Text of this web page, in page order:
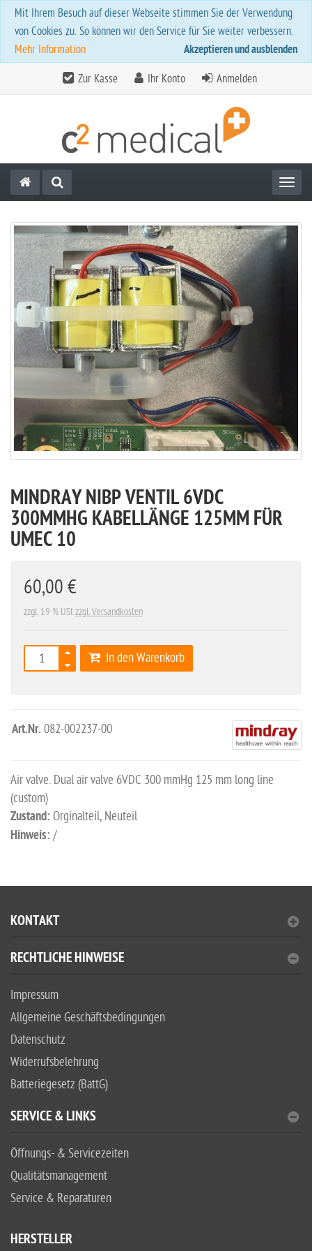
Mit Ihrem Besuch auf dieser Webseite stimmen Sie der Verwendung
von Cookies zu. So können wir den Service für Sie weiter verbessern.
Mehr Information
Akzeptieren und ausblenden
Zur Kasse Ihr Konto Anmelden
MINDRAY NIBP VENTIL 6VDC
300MMHG KABELLÄNGE 125MM FÜR
UMEC 10
60,00 €
zzgl. 19 % UStzzgl. Versandkosten
In den Warenkorb
Art.Nr. 082-002237-00
Air valve. Dual air valve 6VDC 300 mmHg 125 mm long line
(custom)
Zustand: Orginalteil, Neuteil
Hinweis: /
KONTAKT
RECHTLICHE HINWEISE
Impressum
Allgemeine Geschäftsbedingungen
Datenschutz
Widerrufsbelehrung
Batteriegesetz (BattG)
SERVICE & LINKS
Öffnungs- & Servicezeiten
Qualitätsmanagement
Service & Reparaturen
HERSTELLER